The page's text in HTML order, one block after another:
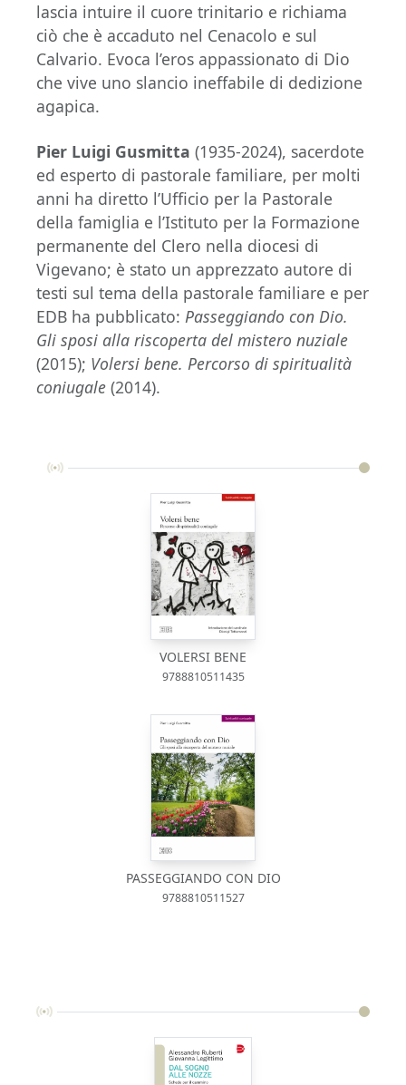
lascia intuire il cuore trinitario e richiama
ciò che è accaduto nel Cenacolo e sul
Calvario. Evoca l’eros appassionato di Dio
che vive uno slancio ineffabile di dedizione
agapica.
Pier Luigi Gusmitta (1935-2024), sacerdote
ed esperto di pastorale familiare, per molti
anni ha diretto l’Ufficio per la Pastorale
della famiglia e l’Istituto per la Formazione
permanente del Clero nella diocesi di
Vigevano; è stato un apprezzato autore di
testi sul tema della pastorale familiare e per
EDB ha pubblicato: Passeggiando con Dio.
Gli sposi alla riscoperta del mistero nuziale
(2015); Volersi bene. Percorso di spiritualità
coniugale (2014).
VOLERSI BENE
9788810511435
PASSEGGIANDO CON DIO
9788810511527